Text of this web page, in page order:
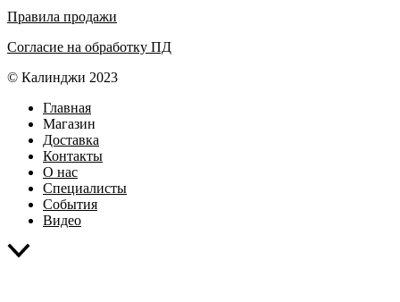
Правила продажи
Согласие на обработку ПД
© Калинджи 2023
Главная
Магазин
Доставка
Контакты
О нас
Специалисты
События
Видео